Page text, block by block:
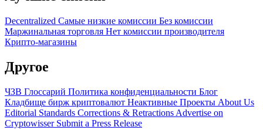
Decentralized Самые низкие комиссии Без комиссии
Маржинальная торговля Нет комиссии производителя
Крипто-магазины
Другое
ЧЗВ Глоссарий Политика конфиденциальности Блог
Кладбище бирж криптовалют Неактивные Проекты About Us
Editorial Standards Corrections & Retractions Advertise on
Cryptowisser Submit a Press Release